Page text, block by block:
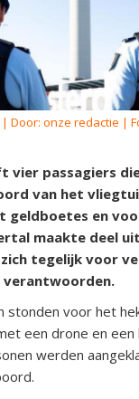
Door: onze redactie |
vier passagiers
van het
geldboetes en
maakte deel
tegelijk voor
stonden voor het
een drone en een
werden